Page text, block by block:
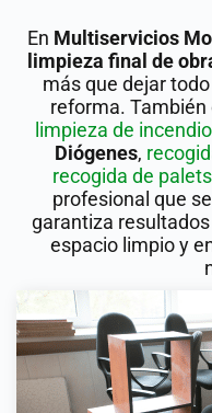
En Multiservicios
limpieza final de
más que dejar
reforma.
limpieza de
Diógenes,
recogida de palets
profesional que
garantiza
espacio limpio y